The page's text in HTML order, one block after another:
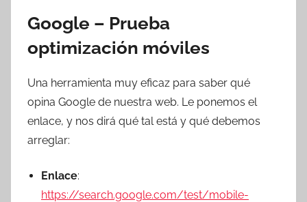
a
Google – Prueba
optimización móviles
Una herramienta muy eficaz para saber qué
opina Google de nuestra web. Le ponemos el
enlace, y nos dirá qué tal está y qué debemos
arreglar:
Enlace:
https://search.google.com/test/mobile-